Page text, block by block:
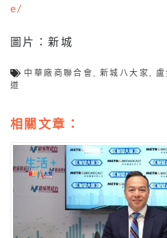
e/
圖片：新城
中華廠商聯合會 ,新城八大家
道
相關文章：